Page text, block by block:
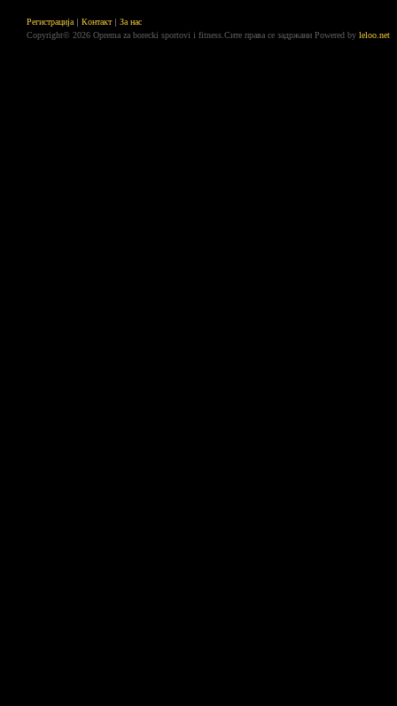
Регистрација Контакт
За нас
Copyright© 2026 Oprema za borecki sportovi i fitness.Сите права се задржани Powered by leloo.net